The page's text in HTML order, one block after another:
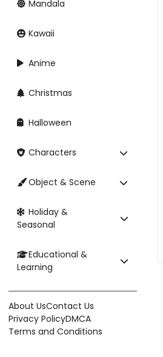
Mandala
Kawaii
Anime
Christmas
Halloween
Characters
Object & Scene
Holiday &
Seasonal
Educational &
Learning
About UsContact Us
Privacy PolicyDMCA
Terms and Conditions